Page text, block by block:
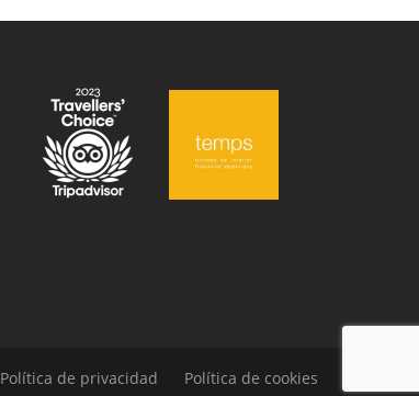
Política de privacidad Política de cookies